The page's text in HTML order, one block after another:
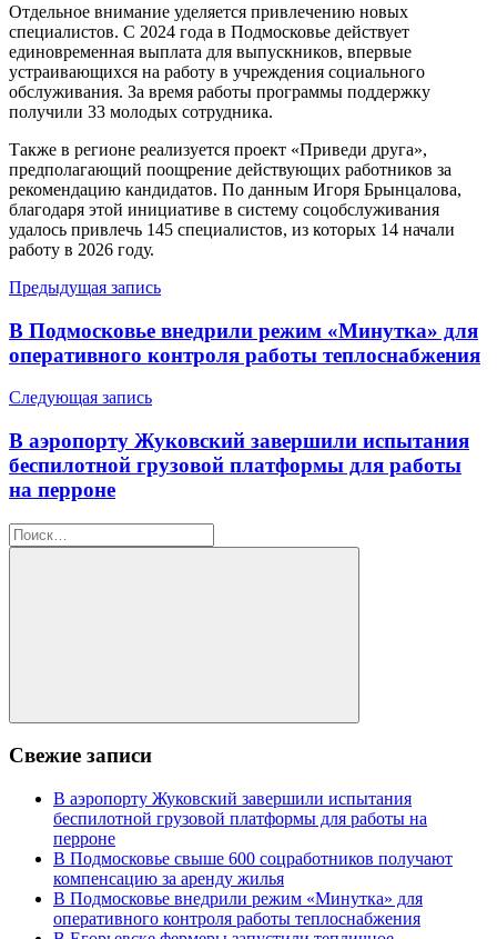
Отдельное внимание уделяется привлечению новых
специалистов. С 2024 года в Подмосковье действует
единовременная выплата для выпускников, впервые
устраивающихся на работу в учреждения социального
обслуживания. За время работы программы поддержку
получили 33 молодых сотрудника.
Также в регионе реализуется проект «Приведи друга»,
предполагающий поощрение действующих работников за
рекомендацию кандидатов. По данным Игоря Брынцалова,
благодаря этой инициативе в систему соцобслуживания
удалось привлечь 145 специалистов, из которых 14 начали
работу в 2026 году.
Навигация
по
записям
Предыдущая запись
В Подмосковье внедрили режим «Минутка» для
оперативного контроля работы теплоснабжения
Следующая запись
В аэропорту Жуковский завершили испытания
беспилотной грузовой платформы для работы
на перроне
Найти:
Искать
Свежие записи
В аэропорту Жуковский завершили испытания
беспилотной грузовой платформы для работы на
перроне
В Подмосковье свыше 600 соцработников получают
компенсацию за аренду жилья
В Подмосковье внедрили режим «Минутка» для
оперативного контроля работы теплоснабжения